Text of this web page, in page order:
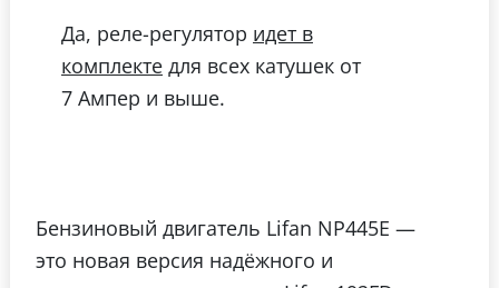
Да, реле-регулятор идет в
комплекте для всех катушек от
7 Ампер и выше.
Бензиновый двигатель Lifan NP445E —
это новая версия надёжного и